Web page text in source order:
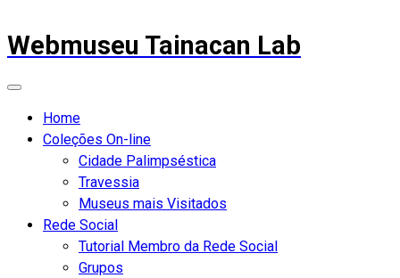
Webmuseu Tainacan Lab
Home
Coleções On-line
Cidade Palimpséstica
Travessia
Museus mais Visitados
Rede Social
Tutorial Membro da Rede Social
Grupos